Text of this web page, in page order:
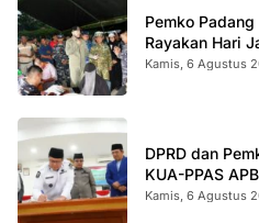
Pemko
Rayakan Hari
Kamis, 6 Agustus
DPRD dan
KUA-PPAS
Kamis, 6 Agustus